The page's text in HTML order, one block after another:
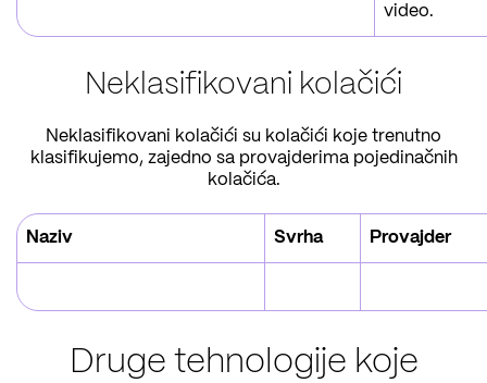
video.
Neklasifikovani kolačići
Neklasifikovani kolačići su kolačići koje trenutno
klasifikujemo, zajedno sa provajderima pojedinačnih
kolačića.
Naziv Svrha Provajder
Druge tehnologije koje